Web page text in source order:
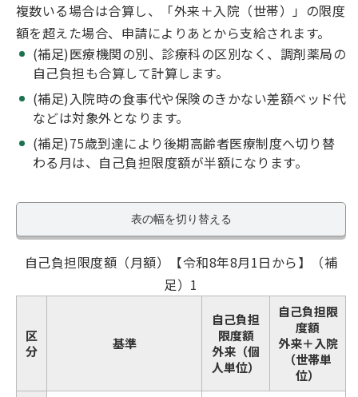
複数いる場合は合算し、「外来＋入院（世帯）」の限度
額を超えた場合、申請によりあとから支給されます。
(補足)医療機関の別、診療科の区別なく、調剤薬局の
自己負担も合算して計算します。
(補足)入院時の食事代や保険のきかない差額ベッド代
などは対象外となります。
(補足)75歳到達により後期高齢者医療制度へ切り替
わる月は、自己負担限度額が半額になります。
表の幅を切り替える
自己負担限度額（月額）【令和8年8月1日から】（補
足）1
区
分
基準
自己負担
限度額
外来（個
人単位）
自己負担限
度額
外来＋入院
（世帯単
位）